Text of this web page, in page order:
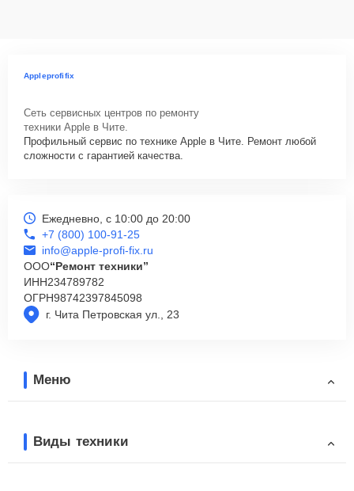
Appleprofifix
Сеть сервисных центров по ремонту
техники Apple в Чите.
Профильный сервис по технике Apple в Чите. Ремонт любой
сложности с гарантией качества.
г. Чита Петровская ул., 23
Ежедневно, с 10:00 до 20:00
+7 (800) 100-91-25
info@apple-profi-fix.ru
ООО“Ремонт техники”
ИНН234789782
ОГРН98742397845098
Меню
Виды техники